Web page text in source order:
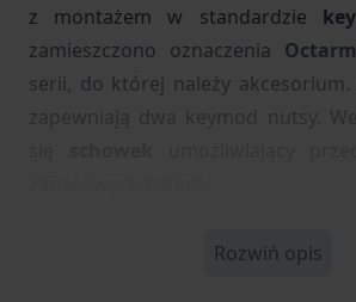
z montażem w standardzie
zamieszczono oznaczenia
serii, do której należy
zapewniają dwa keymod nutsy.
Rozwiń opis